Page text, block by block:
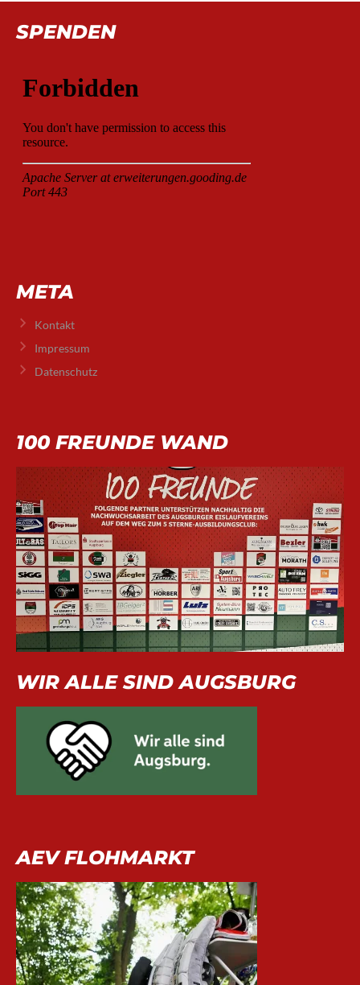
SPENDEN
META
Kontakt
Impressum
Datenschutz
100 FREUNDE WAND
WIR ALLE SIND AUGSBURG
AEV FLOHMARKT